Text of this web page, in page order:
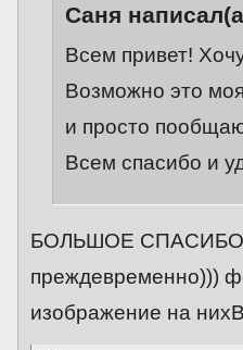
Саня
Всем привет!
Возможно это
и просто
Всем спасибо и
БОЛЬШОЕ
преждевременно)))
изображение на